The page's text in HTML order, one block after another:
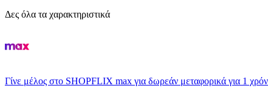
Δες όλα τα χαρακτηριστικά
Γίνε μέλος στο SHOPFLIX max για δωρεάν μεταφορικά για 1